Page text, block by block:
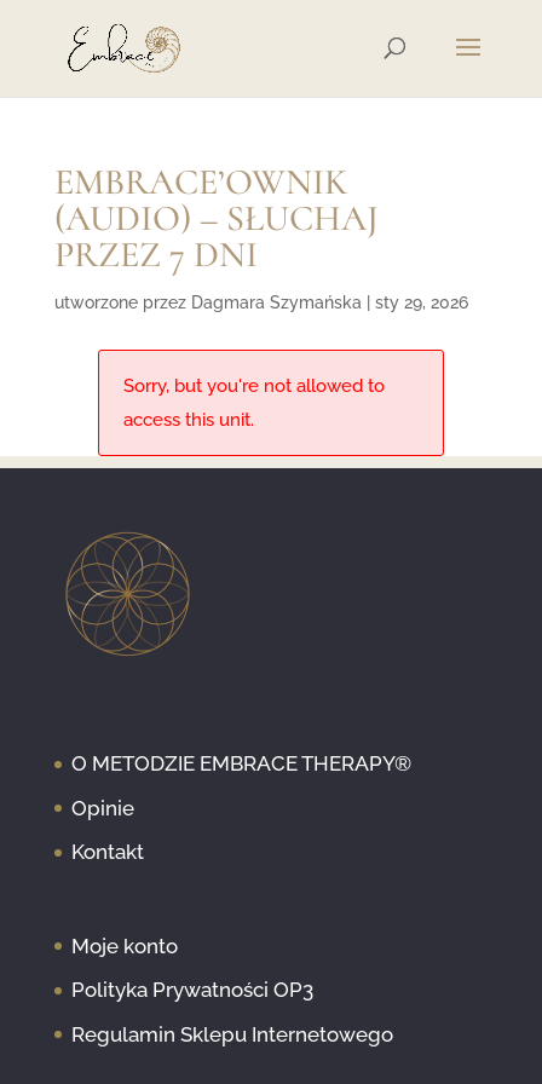
EMBRACE’OWNIK
(AUDIO) – SŁUCHAJ
PRZEZ 7 DNI
utworzone przez Dagmara Szymańska sty 29, 2026
Sorry, but you're not allowed to
access this unit.
O METODZIE EMBRACE THERAPY®
Opinie
Kontakt
Moje konto
Polityka Prywatności OP3
Regulamin Sklepu Internetowego